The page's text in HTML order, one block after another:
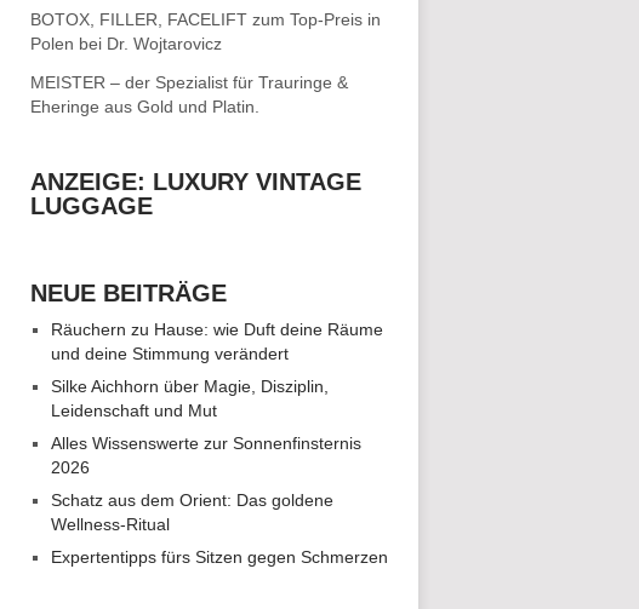
BOTOX, FILLER, FACELIFT zum Top-Preis in
Polen bei Dr. Wojtarovicz
MEISTER – der Spezialist für Trauringe &
Eheringe aus Gold und Platin.
ANZEIGE: LUXURY VINTAGE
LUGGAGE
NEUE BEITRÄGE
Räuchern zu Hause: wie Duft deine Räume
und deine Stimmung verändert
Silke Aichhorn über Magie, Disziplin,
Leidenschaft und Mut
Alles Wissenswerte zur Sonnenfinsternis
2026
Schatz aus dem Orient: Das goldene
Wellness-Ritual
Expertentipps fürs Sitzen gegen Schmerzen